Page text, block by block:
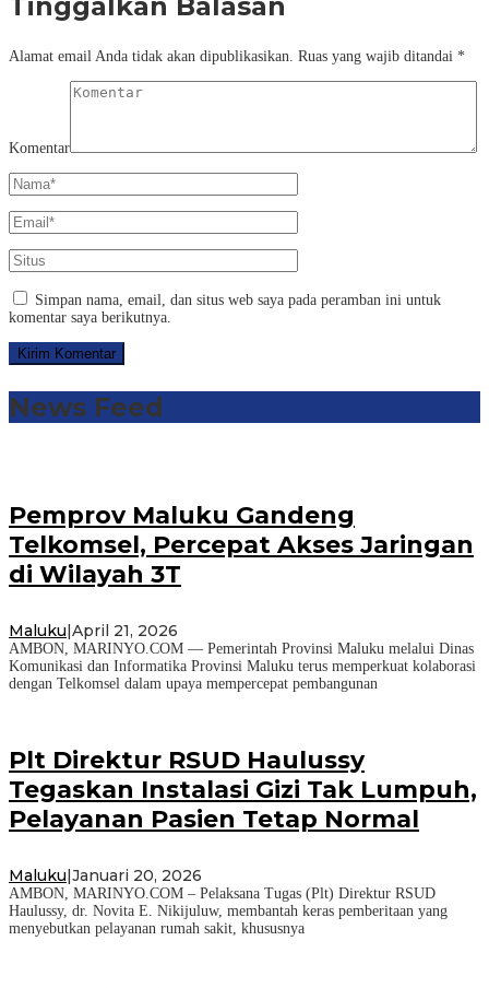
Alamat email Anda tidak akan dipublikasikan. Ruas yang wajib ditandai *
Komentar
Simpan nama, email, dan situs web saya pada peramban ini untuk
komentar saya berikutnya.
News Feed
Pemprov Maluku Gandeng
Telkomsel, Percepat Akses Jaringan
di Wilayah 3T
Maluku April 21, 2026
AMBON, MARINYO.COM — Pemerintah Provinsi Maluku melalui Dinas
Komunikasi dan Informatika Provinsi Maluku terus memperkuat kolaborasi
dengan Telkomsel dalam upaya mempercepat pembangunan
Plt Direktur RSUD Haulussy
Tegaskan Instalasi Gizi Tak Lumpuh,
Pelayanan Pasien Tetap Normal
Maluku|Januari 20, 2026
AMBON, MARINYO.COM – Pelaksana Tugas (Plt) Direktur RSUD
Haulussy, dr. Novita E. Nikijuluw, membantah keras pemberitaan yang
menyebutkan pelayanan rumah sakit, khususnya